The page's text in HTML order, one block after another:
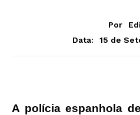
Por
Data:
15 de
A polícia espanhola